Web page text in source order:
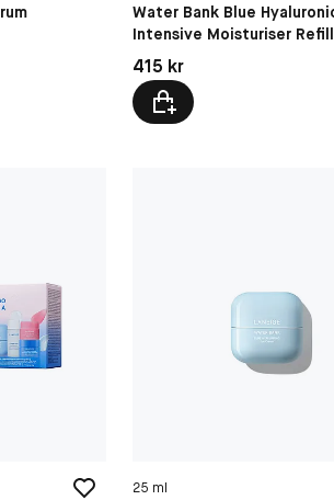
Water Bank Blue
Intensive Moisturiser Refill
Pris: 415 kr
415 kr
25 ml